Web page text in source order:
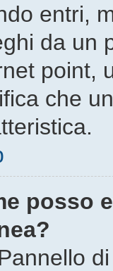
entri,
da un
point,
che
posso